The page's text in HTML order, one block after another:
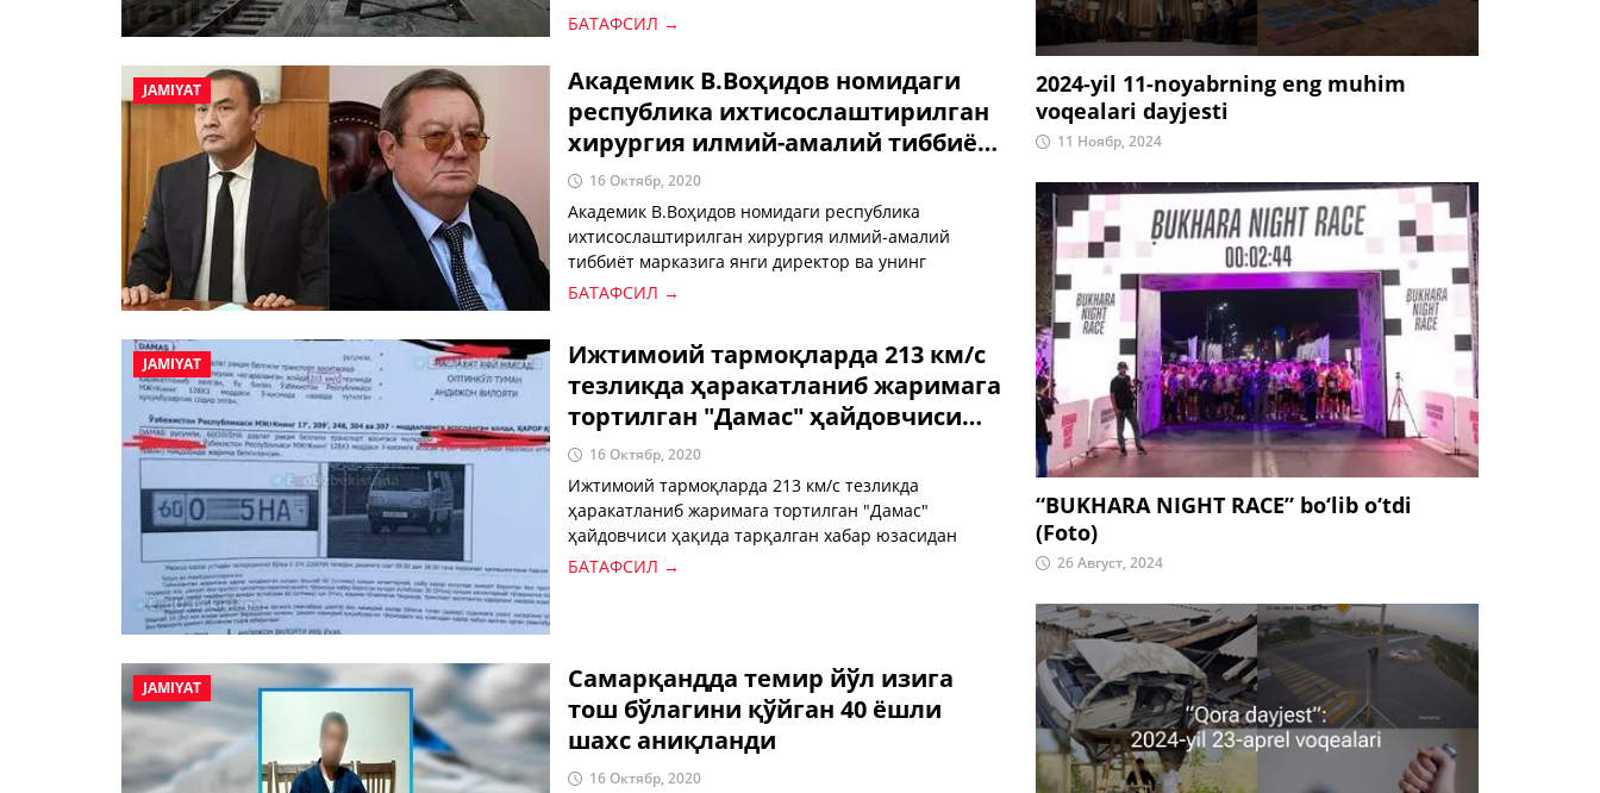
БАТАФСИЛ →
JAMIYAT
Академик В.Воҳидов номидаги
республика ихтисослаштирилган
хирургия илмий-амалий тиббиёт
марказига янги директор ва унинг
маслаҳатчиси тайинланди
16 Октябр, 2020
Академик В.Воҳидов номидаги республика
ихтисослаштирилган хирургия илмий-амалий
тиббиёт марказига янги директор ва унинг
маслаҳатчиси тайинланди.
БАТАФСИЛ →
JAMIYAT
Ижтимоий тармоқларда 213 км/с
тезликда ҳаракатланиб жаримага
тортилган "Дамас" ҳайдовчиси
ҳақида тарқалган хабар юзасидан
расмий маълумот берилди
16 Октябр, 2020
Ижтимоий тармоқларда 213 км/с тезликда
ҳаракатланиб жаримага тортилган "Дамас"
ҳайдовчиси ҳақида тарқалган хабар юзасидан
расмий маълумот берилди.
БАТАФСИЛ →
JAMIYAT
Самарқандда темир йўл изига
тош бўлагини қўйган 40 ёшли
шахс аниқланди
16 Октябр, 2020
2024-yil 11-noyabrning eng muhim
voqealari dayjesti
11 Ноябр, 2024
“BUKHARA NIGHT RACE” bo‘lib o‘tdi
(Foto)
26 Август, 2024